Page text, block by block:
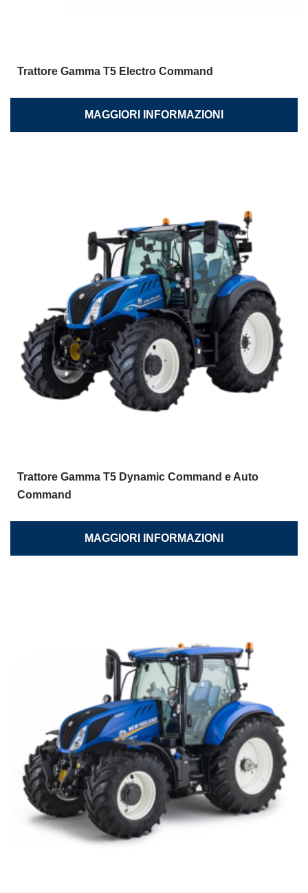
Trattore Gamma T5 Electro Command
MAGGIORI INFORMAZIONI
Trattore Gamma T5 Dynamic Command e Auto
Command
MAGGIORI INFORMAZIONI